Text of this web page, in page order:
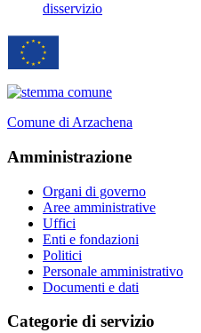
disservizio
Comune di Arzachena
Amministrazione
Organi di governo
Aree amministrative
Uffici
Enti e fondazioni
Politici
Personale amministrativo
Documenti e dati
Categorie di servizio